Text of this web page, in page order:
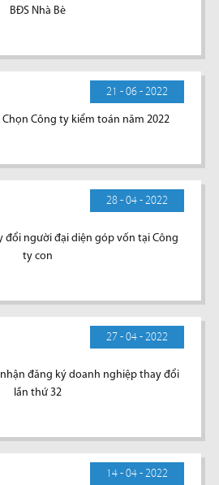
BĐS Nhà Bè
21 - 06 - 2022
Chọn Công ty kiểm toán năm 2022
28 - 04 - 2022
đổi người đại diện góp vốn tại Công
ty con
27 - 04 - 2022
nhận đăng ký doanh nghiệp thay đổi
lần thứ 32
14 - 04 - 2022